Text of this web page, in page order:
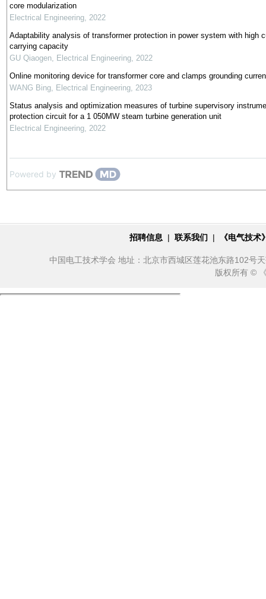
core modularization
Electrical Engineering, 2022
Adaptability analysis of transformer protection in power system with high
carrying capacity
GU Qiaogen, Electrical Engineering, 2022
Online monitoring device for transformer core and clamps grounding
WANG Bing, Electrical Engineering, 2023
Status analysis and optimization measures of turbine supervisory
protection circuit for a 1 050MW steam turbine generation unit
Electrical Engineering, 2022
Powered by
招聘信息 | 联系我们 | 《电气技
中国电工技术学会 地址：北京市西城区莲花池东路102号
版权所有 ©